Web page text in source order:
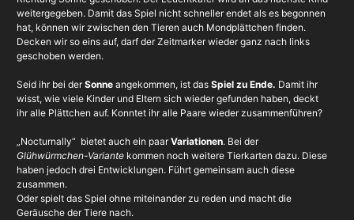
weitergegeben. Damit das Spiel nicht schneller endet als es begonnen
hat, können wir zwischen den Tieren auch Mondplättchen finden.
Decken wir so eins auf, darf der Zeitmarker wieder ganz nach links
geschoben werden.
Seid ihr bei derSonneangekommen, ist das Spiel zu Ende. Damit ihr
wisst, wie viele Kinder und Eltern sich wieder gefunden haben, deckt
ihr alle Plättchen auf. Konntet ihr alle Paare wieder zusammenführen?
„Nocturnally“ bietet auch ein paarVariationen. Bei der
Glühwürmchen-Variantekommen noch weitere Tierkarten dazu. Diese
haben jedoch drei Entwicklungen. Führt gemeinsam auch diese
zusammen.
Oder spielt das Spiel ohne miteinander zu reden und macht die
Geräusche der Tiere nach.